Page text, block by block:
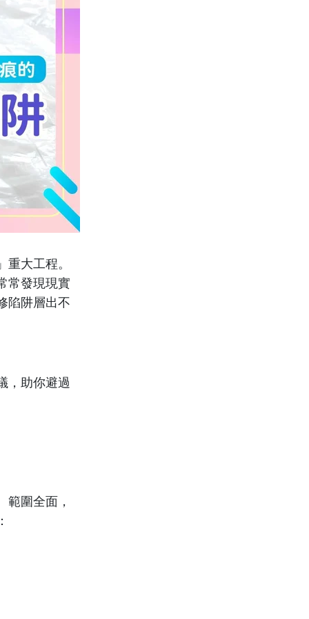
大工程。
常發現現實
陷阱層出不
，助你避過
圍全面，